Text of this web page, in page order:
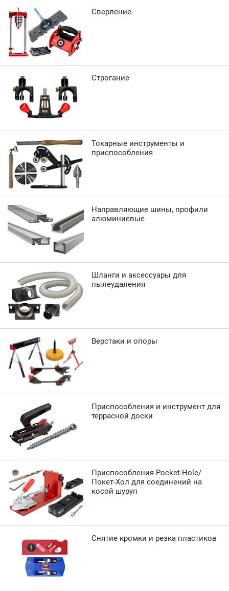
Сверление
Строгание
Токарные инструменты и
приспособления
Направляющие шины, профили
алюминиевые
Шланги и аксессуары для
пылеудаления
Верстаки и опоры
Приспособления и инструмент для
террасной доски
Приспособления Pocket-Hole/
Покет-Хол для соединений на
косой шуруп
Снятие кромки и резка пластиков